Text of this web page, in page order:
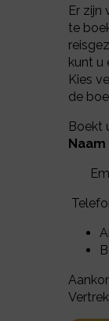
Er zijn
te
kunt u
Kies
de
Boekt